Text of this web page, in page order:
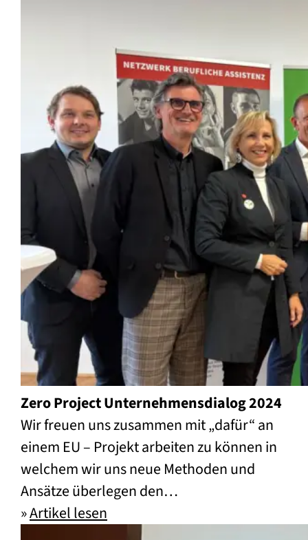
Zero Project Unternehmensdialog 2024
Wir freuen uns zusammen mit „dafür“ an
einem EU – Projekt arbeiten zu können in
welchem wir uns neue Methoden und
Ansätze überlegen den…
»Artikel lesen